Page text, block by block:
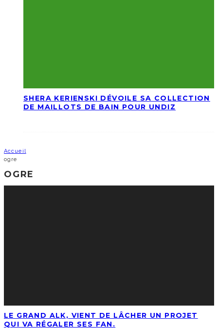
SHERA KERIENSKI DÉVOILE SA COLLECTION
DE MAILLOTS DE BAIN POUR UNDIZ
Accueil
ogre
OGRE
LE GRAND ALK, VIENT DE LÂCHER UN PROJET
QUI VA RÉGALER SES FAN.